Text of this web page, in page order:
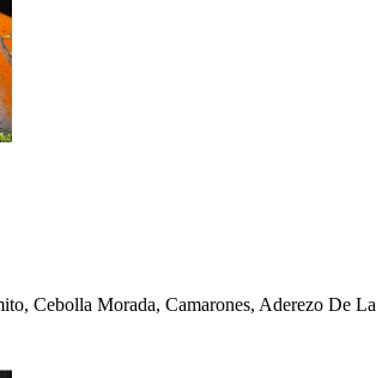
Cebolla Morada, Camarones, Aderezo De La